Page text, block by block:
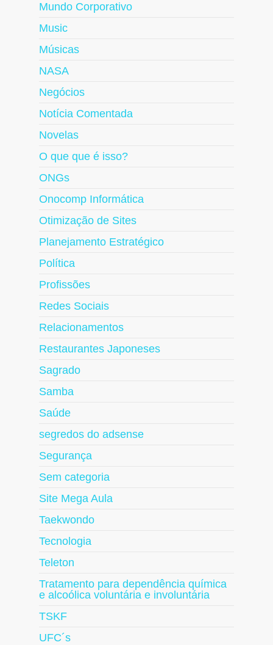
Mundo Corporativo
Music
Músicas
NASA
Negócios
Notícia Comentada
Novelas
O que que é isso?
ONGs
Onocomp Informática
Otimização de Sites
Planejamento Estratégico
Política
Profissões
Redes Sociais
Relacionamentos
Restaurantes Japoneses
Sagrado
Samba
Saúde
segredos do adsense
Segurança
Sem categoria
Site Mega Aula
Taekwondo
Tecnologia
Teleton
Tratamento para dependência química
e alcoólica voluntária e involuntária
TSKF
UFC´s